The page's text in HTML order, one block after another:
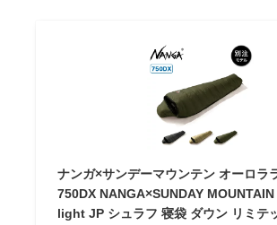
ナンガ×サンデーマウンテン オーロラ
750DX NANGA×SUNDAY
light JP シュラフ 寝袋 ダウン リミテ